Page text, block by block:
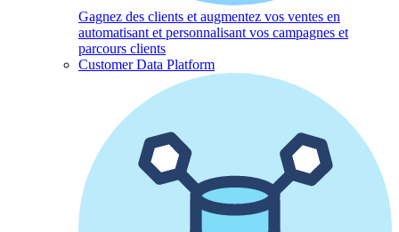
Gagnez des clients et augmentez vos ventes en
automatisant et personnalisant vos campagnes et
parcours clients
Customer Data Platform